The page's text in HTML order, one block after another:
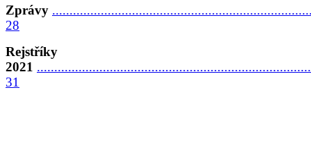
Zprávy
28
Rejstříky
2021
31